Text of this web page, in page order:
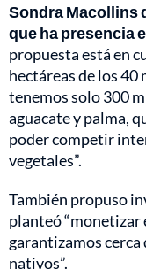
Sondra Macollins
que ha presencia
propuesta está en
hectáreas de los 40
tenemos solo 300
aguacate y palma,
poder competir
vegetales”.
También propuso
planteó “monetizar
garantizamos
nativos”.